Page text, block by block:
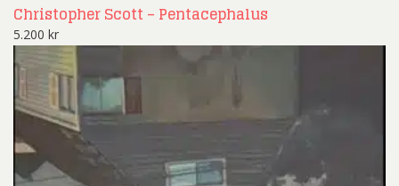
Christopher Scott – Pentacephalus
5.200 kr